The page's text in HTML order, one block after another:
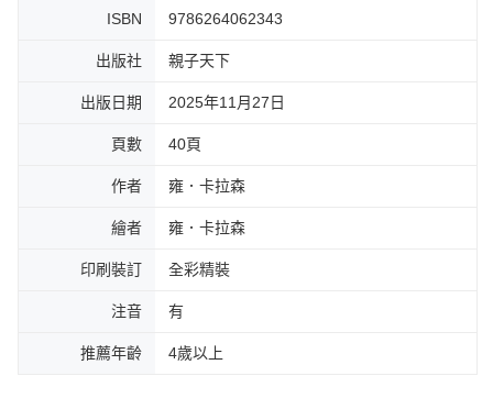
ISBN 9786264062343
出版社 親子天下
出版日期 2025年11月27日
頁數 40頁
作者 雍．卡拉森
繪者 雍．卡拉森
印刷裝訂 全彩精裝
注音 有
推薦年齡 4歲以上